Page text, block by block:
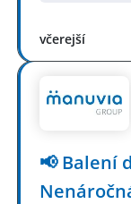
včerejší
📢 Balení